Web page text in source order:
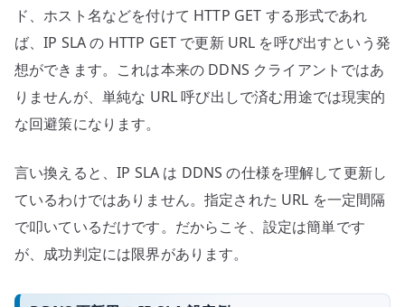
ド、ホスト名などを付けて HTTP GET する形式であれ
ば、IP SLA の HTTP GET で更新 URL を呼び出すという発
想ができます。これは本来の DDNS クライアントではあ
りませんが、単純な URL 呼び出しで済む用途では現実的
な回避策になります。
言い換えると、IP SLA は DDNS の仕様を理解して更新し
ているわけではありません。指定された URL を一定間隔
で叩いているだけです。だからこそ、設定は簡単です
が、成功判定には限界があります。